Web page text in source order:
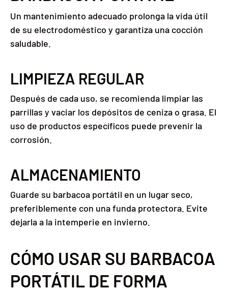
Un mantenimiento adecuado prolonga la vida útil
de su electrodoméstico y garantiza una cocción
saludable.
LIMPIEZA REGULAR
Después de cada uso, se recomienda limpiar las
parrillas y vaciar los depósitos de ceniza o grasa. El
uso de productos específicos puede prevenir la
corrosión.
ALMACENAMIENTO
Guarde su barbacoa portátil en un lugar seco,
preferiblemente con una funda protectora. Evite
dejarla a la intemperie en invierno.
CÓMO USAR SU BARBACOA
PORTÁTIL DE FORMA